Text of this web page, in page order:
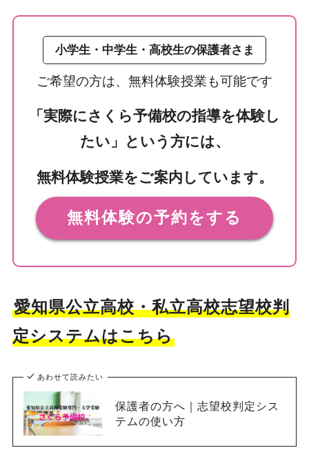
小学生・中学生・高校生の保護者さま
ご希望の方は、無料体験授業も可能です
「実際にさくら予備校の指導を体験し
たい」という方には、
無料体験授業をご案内しています。
無料体験の予約をする
愛知県公立高校・私立高校志望校判
定システムはこちら
あわせて読みたい
保護者の方へ｜志望校判定シス
テムの使い方